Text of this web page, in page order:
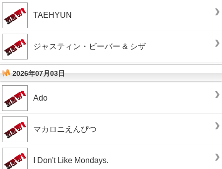
TAEHYUN
ジャスティン・ビーバー & シザ
2026年07月03日
Ado
マカロニえんぴつ
I Don't Like Mondays.